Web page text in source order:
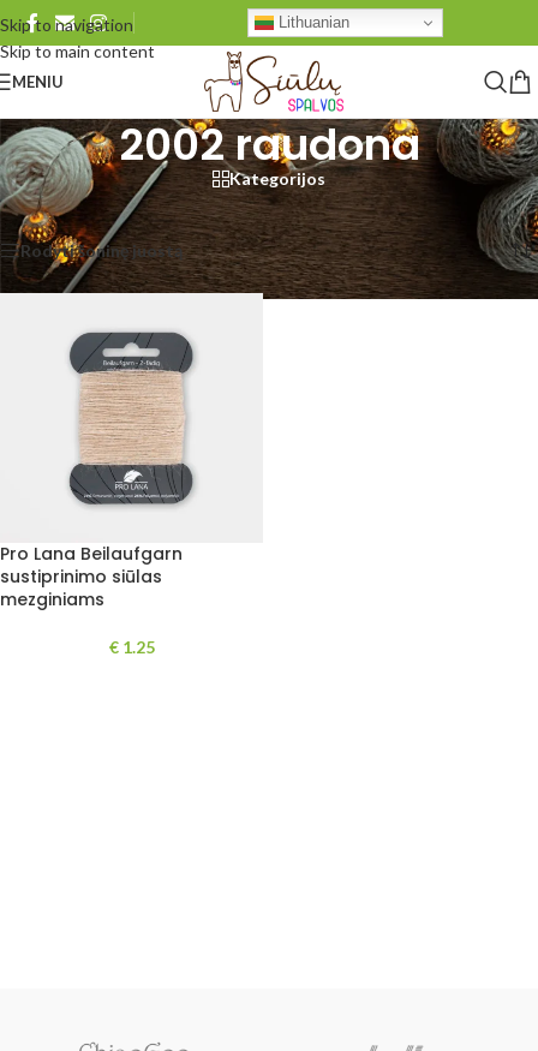
Skip to navigation
Skip to main content
Lithuanian
MENIU
2002 raudona
Kategorijos
Pradžia/Produkto Pro Lana Beilaufgarn/ 2002 raudona Rezultatų: 1
Rodyti šoninę juostą Rodyti 48 96 Visi
Pro Lana Beilaufgarn
sustiprinimo siūlas
mezginiams
€1.25